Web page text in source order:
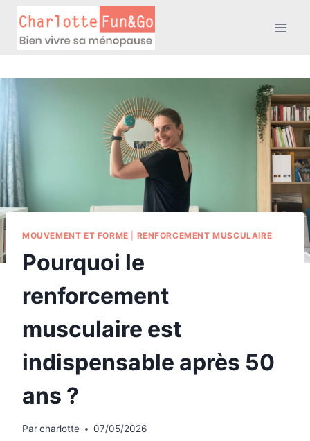
contenu
MOUVEMENT ET FORME RENFORCEMENT MUSCULAIRE
Pourquoi le
renforcement
musculaire est
indispensable après 50
ans ?
Parcharlotte 07/05/2026